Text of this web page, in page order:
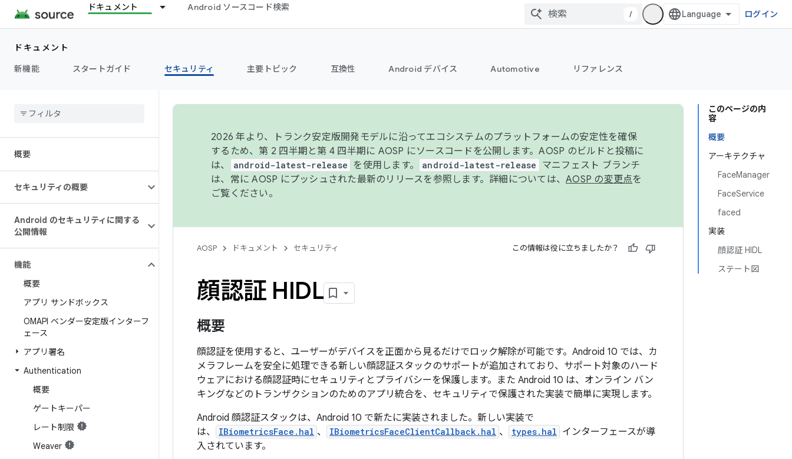
ドキュメント Android ソースコード検索
/ ログイン
ドキュメント
新機能
スタートガイド セキュリティ 主要トピック 互換性 Android デバイス Automotive リファレンス
概要
セキュリティの概要
Android のセキュリティに関する
公開情報
機能
概要
アプリ サンドボックス
OMAPI ベンダー安定版インターフ
ェース
アプリ署名
Authentication
概要
ゲートキーパー
レート制限
Weaver
このページの内
容
概要
アーキテクチャ
FaceManager
FaceService
faced
実装
顔認証 HIDL
ステート図
2026 年より、トランク安定版開発モデルに沿ってエコシステムのプラットフォームの安定性を確保
するため、第 2 四半期と第 4 四半期に AOSP にソースコードを公開します。AOSP のビルドと投稿に
は、
android-latest-release を使用します。 android-latest-release
マニフェスト ブランチ
は、常に AOSP にプッシュされた最新のリリースを参照します。詳細については、 AOSP の変更点を
ご覧ください。
AOSP ドキュメント セキュリティ この情報は役に立ちましたか？
顔認証 HIDL
概要
顔認証を使用すると、ユーザーがデバイスを正面から見るだけでロック解除が可能です。Android 10 では、カ
メラフレームを安全に処理できる新しい顔認証スタックのサポートが追加されており、サポート対象のハード
ウェアにおける顔認証時にセキュリティとプライバシーを保護します。また Android 10 は、オンライン バン
キングなどのトランザクションのためのアプリ統合を、セキュリティで保護された実装で簡単に実現します。
Android 顔認証スタックは、Android 10 で新たに実装されました。新しい実装で
は、
IBiometricsFace.hal 、 IBiometricsFaceClientCallback.hal 、 types.hal インターフェースが導
入されています。